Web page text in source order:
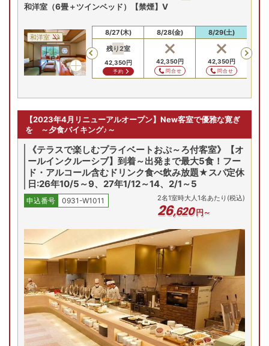
和洋室（6畳＋ツインベッド）【禁煙】V
和洋室
Previous
8/25(火)
円
問合せ
8/26(水)
42,350円
問合せ
8/27(木)
残り2室
42,350円
予約
8/28(金)
42,350円
問合せ
8/29(土)
42,350円
問合せ
【2023年4月リニューアルオープン】New客室で優雅な寛ぎ
を ～夕食バイキング♪～
《テラスで楽しむプライベートおぷ～ろ付客室》【オ
ールインクルーシブ】到着～出発まで最大5食！フー
ド・アルコール含むドリンク食べ飲み放題★スパ定休
日:26年10/5～9、27年1/12～14、2/1～5
申込番号 0931-W1011 2名1室時大人1名あたり(税込)
26,620円～